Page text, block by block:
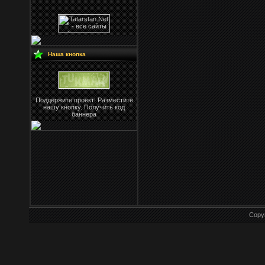
Наша кнопка
Поддержите проект! Разместите
нашу кнопку. Получить код
баннера